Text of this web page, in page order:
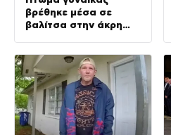
βρέθηκε μέσα σε
βαλίτσα στην άκρη